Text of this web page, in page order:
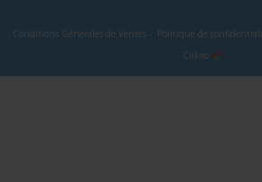
Conditions Générales de Ventes- Politique de
Clikeo